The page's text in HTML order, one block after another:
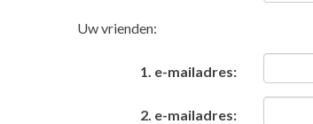
Uw vrienden:
1. e-mailadres:
2. e-mailadres: